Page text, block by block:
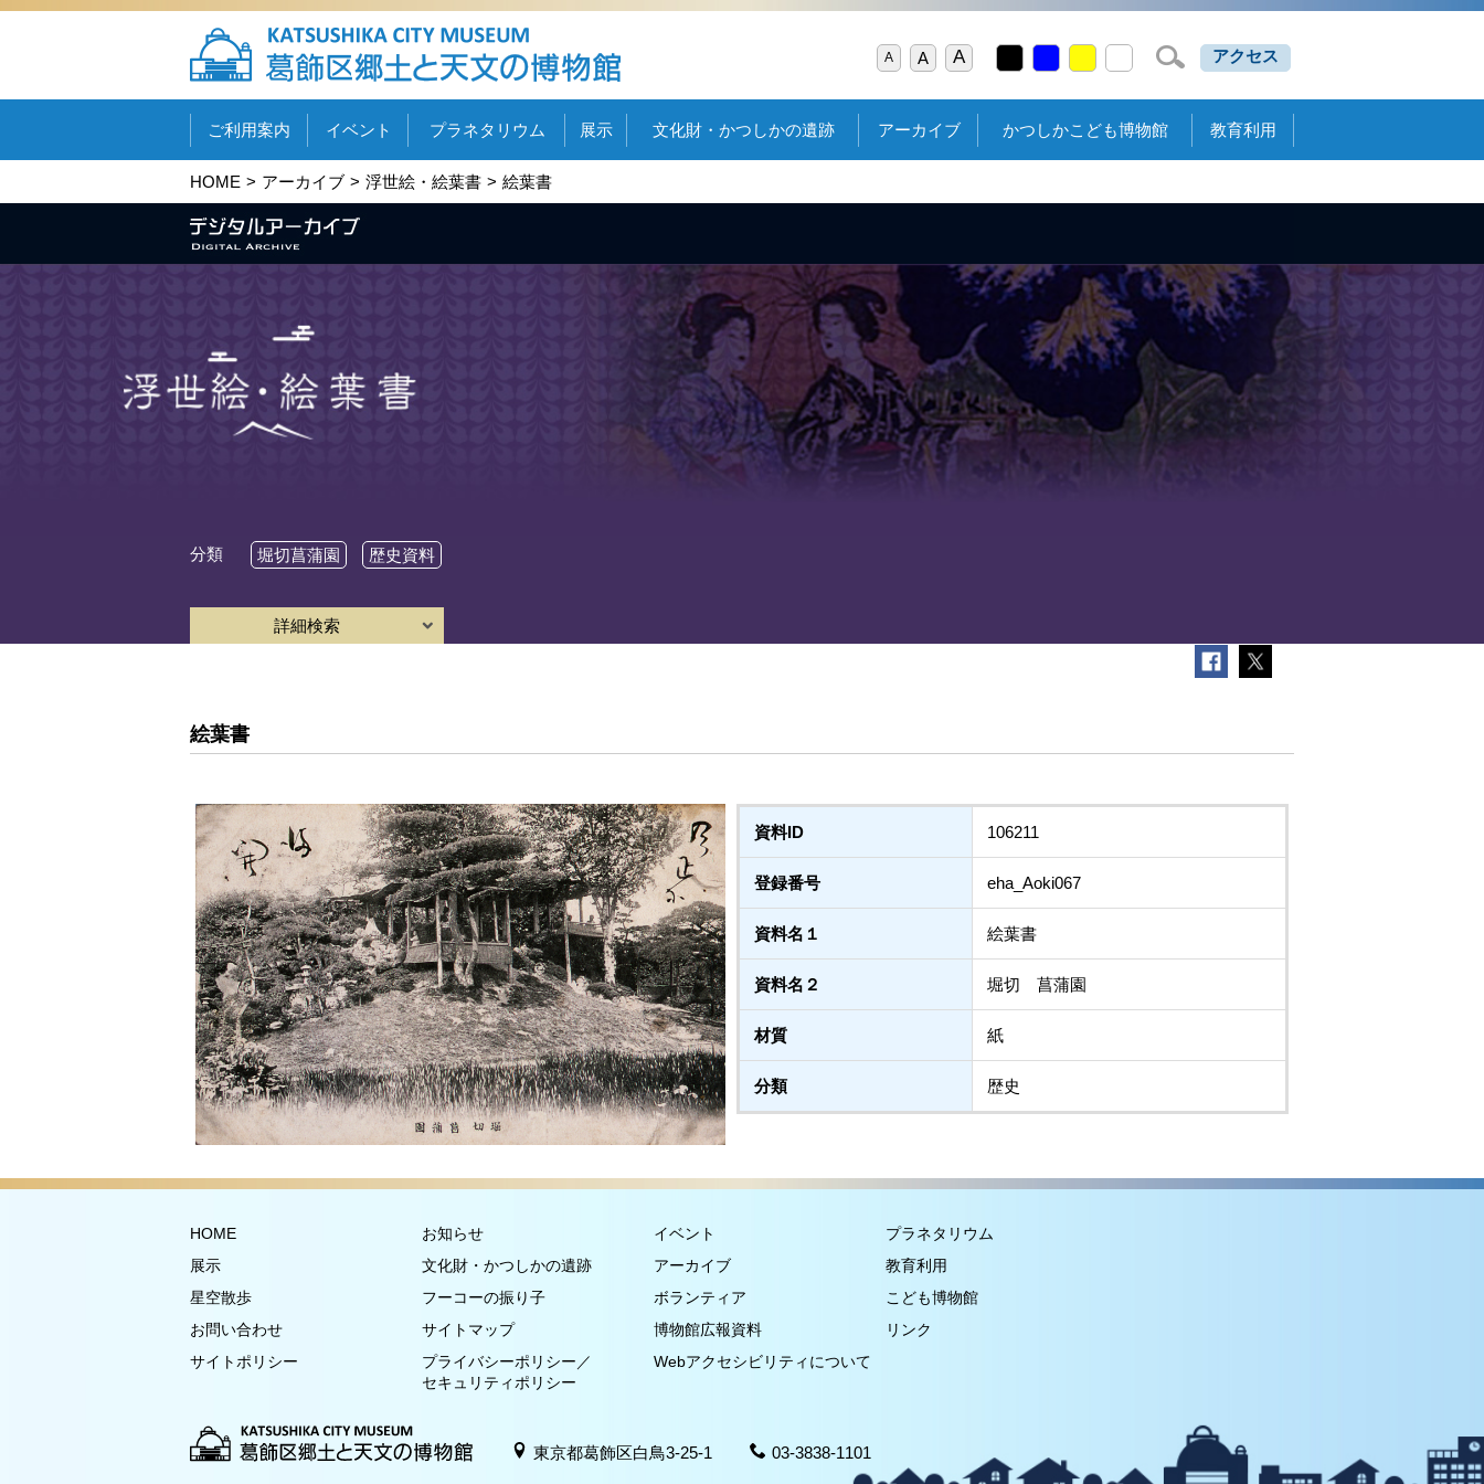
A A A アクセス
ご利用案内 イベント プラネタリウム 展示 文化財・かつしかの遺跡 アーカイブ かつしかこども博物館 教育利用
HOME アーカイブ 浮世絵・絵葉書 絵葉書
分類 堀切菖蒲園 歴史資料
詳細検索
絵葉書
資料ID 106211
登録番号 eha_Aoki067
資料名１ 絵葉書
資料名２ 堀切 菖蒲園
材質 紙
分類 歴史
HOME お知らせ イベント
プラネタリウム
展示
文化財・かつしかの遺跡 アーカイブ
教育利用
星空散歩
フーコーの振り子 ボランティア
こども博物館
お問い合わせ
サイトマップ 博物館広報資料
リンク
サイトポリシー
プライバシーポリシー／
セキュリティポリシー
Webアクセシビリティについて
東京都葛飾区白鳥3-25-1 03-3838-1101